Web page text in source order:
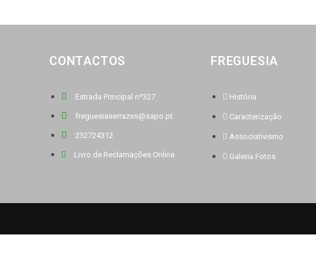
CONTACTOS
Estrada Principal nº327
freguesiaserrazes@sapo.pt
232724312
Livro de Reclamações Online
FREGUESIA
História
Caracterização
Associativismo
Galeria Fotos